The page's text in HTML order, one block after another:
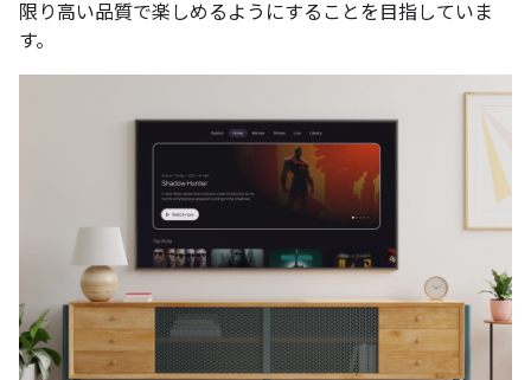
限り高い品質で楽しめるようにすることを目指していま
す。